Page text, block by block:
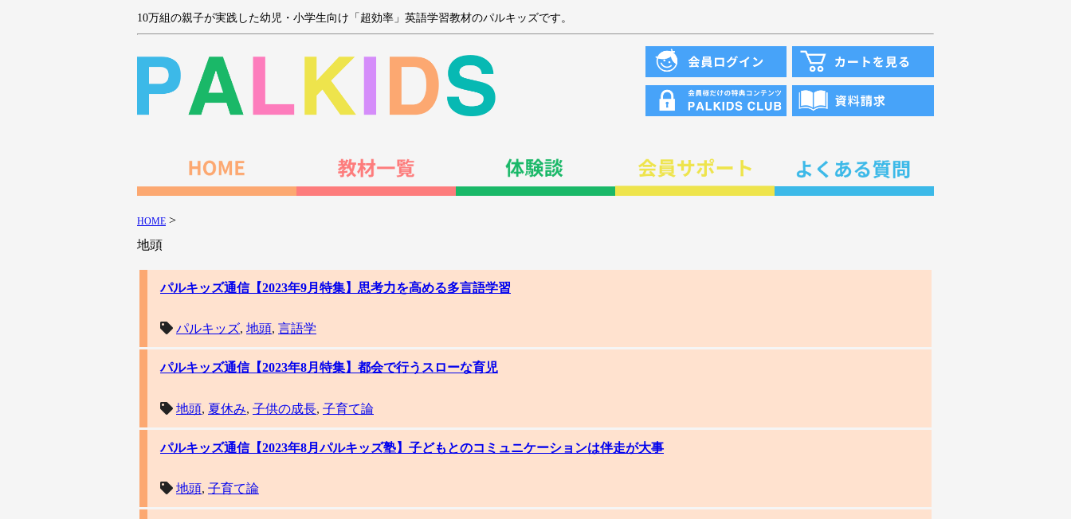
10万組の親子が実践した幼児・小学生向け「超効率」英語学習教材のパルキッズです。
HOME >
地頭
パルキッズ通信【2023年9月特集】思考力を高める多言語学習
パルキッズ, 地頭, 言語学
パルキッズ通信【2023年8月特集】都会で行うスローな育児
地頭, 夏休み, 子供の成長, 子育て論
パルキッズ通信【2023年8月パルキッズ塾】子どもとのコミュニケーションは伴走が大事
地頭, 子育て論